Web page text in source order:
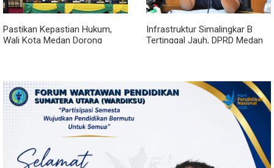
Pastikan Kepastian Hukum,
Wali Kota Medan Dorong
Infrastruktur Simalingkar B
Tertinggal Jauh, DPRD Medan